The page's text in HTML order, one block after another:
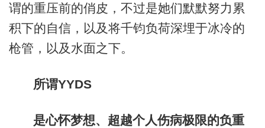
谓的重压前的俏皮，不过是她们默默努力累
积下的自信，以及将千钧负荷深埋于冰冷的
枪管，以及水面之下。
所谓YYDS
是心怀梦想、 超越个人伤病极限的负重